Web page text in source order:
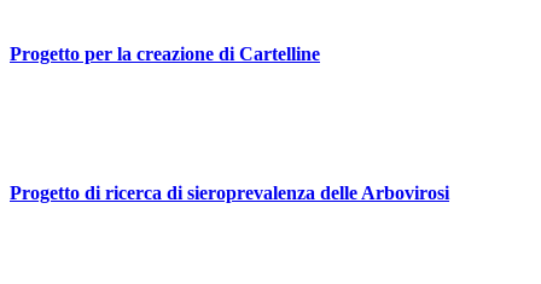
Progetto per la creazione di Cartelline
Progetto di ricerca di sieroprevalenza delle Arbovirosi